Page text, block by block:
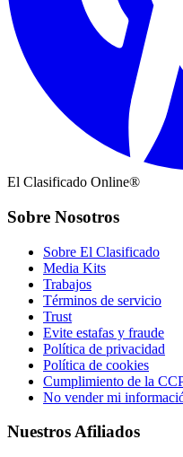
El Clasificado Online®
Sobre Nosotros
Sobre El Clasificado
Media Kits
Trabajos
Términos de servicio
Trust
Evite estafas y fraude
Política de privacidad
Política de cookies
Cumplimiento de la
No vender mi
Nuestros Afiliados